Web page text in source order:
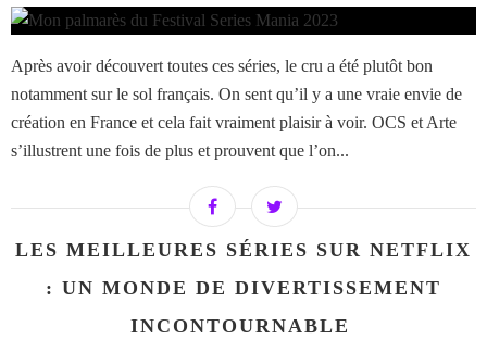
Après avoir découvert toutes ces séries, le cru a été plutôt bon
notamment sur le sol français. On sent qu’il y a une vraie envie de
création en France et cela fait vraiment plaisir à voir. OCS et Arte
s’illustrent une fois de plus et prouvent que l’on...
LES MEILLEURES SÉRIES SUR NETFLIX
: UN MONDE DE DIVERTISSEMENT
INCONTOURNABLE ​​​​​​​